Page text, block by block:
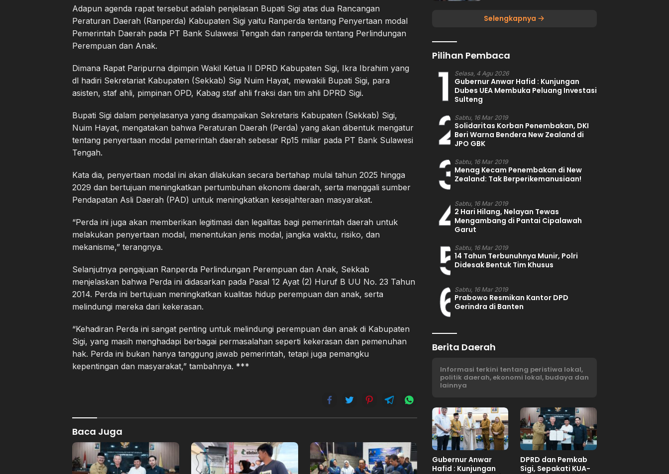
Adapun agenda rapat tersebut adalah penjelasan Bupati Sigi atas dua Rancangan
Peraturan Daerah (Ranperda) Kabupaten Sigi yaitu Ranperda tentang Penyertaan modal
Pemerintah Daerah pada PT Bank Sulawesi Tengah dan ranperda tentang Perlindungan
Perempuan dan Anak.
Dimana Rapat Paripurna dipimpin Wakil Ketua II DPRD Kabupaten Sigi, Ikra Ibrahim yang
dl hadiri Sekretariat Kabupaten (Sekkab) Sigi Nuim Hayat, mewakili Bupati Sigi, para
asisten, staf ahli, pimpinan OPD, Kabag staf ahli fraksi dan tim ahli DPRD Sigi.
Bupati Sigi dalam penjelasanya yang disampaikan Sekretaris Kabupaten (Sekkab) Sigi,
Nuim Hayat, mengatakan bahwa Peraturan Daerah (Perda) yang akan dibentuk mengatur
tentang penyertaan modal pemerintah daerah sebesar Rp15 miliar pada PT Bank Sulawesi
Tengah.
Kata dia, penyertaan modal ini akan dilakukan secara bertahap mulai tahun 2025 hingga
2029 dan bertujuan meningkatkan pertumbuhan ekonomi daerah, serta menggali sumber
Pendapatan Asli Daerah (PAD) untuk meningkatkan kesejahteraan masyarakat.
“Perda ini juga akan memberikan legitimasi dan legalitas bagi pemerintah daerah untuk
melakukan penyertaan modal, menentukan jenis modal, jangka waktu, risiko, dan
mekanisme,” terangnya.
Selanjutnya pengajuan Ranperda Perlindungan Perempuan dan Anak, Sekkab
menjelaskan bahwa Perda ini didasarkan pada Pasal 12 Ayat (2) Huruf B UU No. 23 Tahun
2014. Perda ini bertujuan meningkatkan kualitas hidup perempuan dan anak, serta
melindungi mereka dari kekerasan.
“Kehadiran Perda ini sangat penting untuk melindungi perempuan dan anak di Kabupaten
Sigi, yang masih menghadapi berbagai permasalahan seperti kekerasan dan pemenuhan
hak. Perda ini bukan hanya tanggung jawab pemerintah, tetapi juga pemangku
kepentingan dan masyarakat,” tambahnya. ***
Baca Juga
Selengkapnya
Pilihan Pembaca
1 Selasa, 4 Agu 2026
Gubernur Anwar Hafid : Kunjungan
Dubes UEA Membuka Peluang Investasi
Sulteng
2Sabtu, 16 Mar 2019
Solidaritas Korban Penembakan, DKI
Beri Warna Bendera New Zealand di
JPO GBK
3Sabtu, 16 Mar 2019
Menag Kecam Penembakan di New
Zealand: Tak Berperikemanusiaan!
4Sabtu, 16 Mar 2019
2 Hari Hilang, Nelayan Tewas
Mengambang di Pantai Cipalawah
Garut
5Sabtu, 16 Mar 2019
14 Tahun Terbunuhnya Munir, Polri
Didesak Bentuk Tim Khusus
6Sabtu, 16 Mar 2019
Prabowo Resmikan Kantor DPD
Gerindra di Banten
Berita Daerah
Informasi terkini tentang peristiwa lokal,
politik daerah, ekonomi lokal, budaya dan
lainnya
Gubernur Anwar
Hafid : Kunjungan
DPRD dan Pemkab
Sigi, Sepakati KUA-